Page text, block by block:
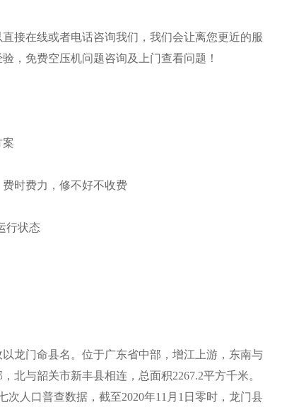
接在线或者电话咨询我们，我们会让离您更近的服
，免费空压机问题咨询及上门查看问题！
案
时费力，修不好不收费
行状态
龙门命县名。位于广东省中部，增江上游，东南与
北与韶关市新丰县相连，总面积2267.2平方千米。
次人口普查数据，截至2020年11月1日零时，龙门县